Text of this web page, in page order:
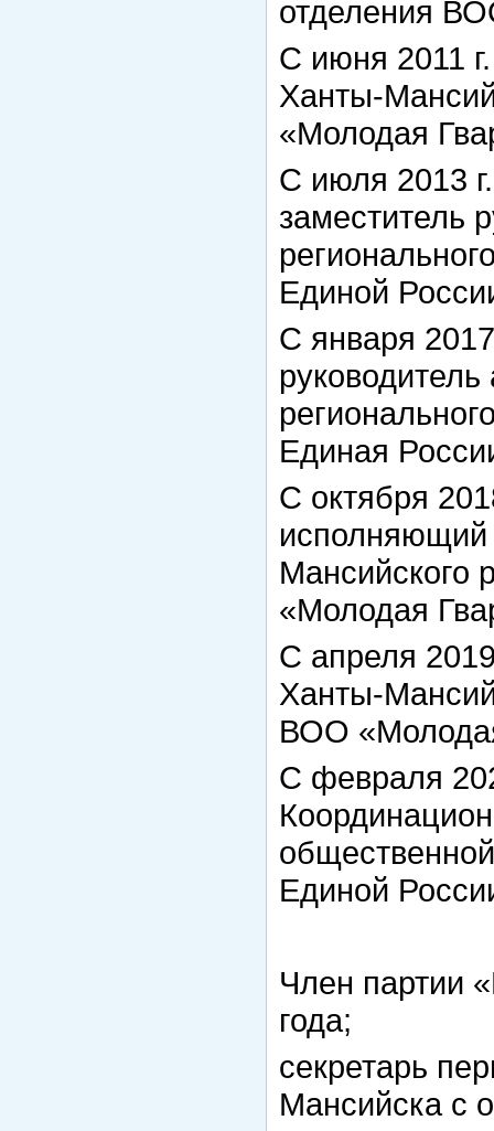
отделения
С июня 2011
Ханты-
«Молодая
С июля 2013
заместитель
Единой
С января
Единая
С октября
исполняющий
Мансийского
«Молодая
С апреля
Ханты-
ВОО
С февраля
Единой
Член партии
года;
секретарь
Мансийска с